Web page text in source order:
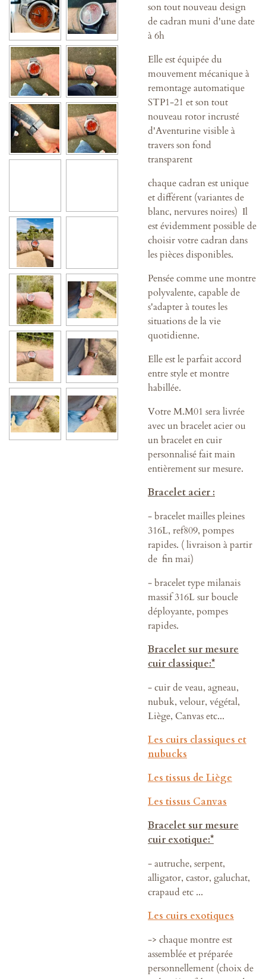
son tout nouveau design
de cadran muni d'une date
à 6h
Elle est équipée du
mouvement mécanique à
remontage automatique
STP1-21 et son tout
nouveau rotor incrusté
d'Aventurine visible à
travers son fond
transparent
chaque cadran est unique
et différent (variantes de
blanc, nervures noires) Il
est évidemment possible de
choisir votre cadran dans
les pièces disponibles.
Pensée comme une montre
polyvalente, capable de
s'adapter à toutes les
situations de la vie
quotidienne.
Elle est le parfait accord
entre style et montre
habillée.
Votre M.M01 sera livrée
avec un bracelet acier ou
un bracelet en cuir
personnalisé fait main
entièrement sur mesure.
Bracelet acier :
- bracelet mailles pleines
316L, ref809, pompes
rapides. ( livraison à partir
de fin mai)
- bracelet type milanais
massif 316L sur boucle
déployante, pompes
rapides.
Bracelet sur mesure
cuir classique:*
- cuir de veau, agneau,
nubuk, velour, végétal,
Liège, Canvas etc...
Les cuirs classiques et
nubucks
Les tissus de Liège
Les tissus Canvas
Bracelet sur mesure
cuir exotique:*
- autruche, serpent,
alligator, castor, galuchat,
crapaud etc ...
Les cuirs exotiques
-> chaque montre est
assemblée et préparée
personnellement (choix de